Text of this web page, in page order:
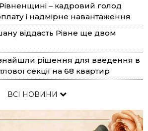
– кадровий голод
і надмірне навантаження
віддасть Рівне ще двом
рішення для введення в
секції на 68 квартир
ВСІ НОВИНИ